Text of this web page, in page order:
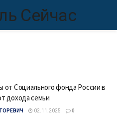
от Социального фонда России в
дохода семьи
02.11.2025 0